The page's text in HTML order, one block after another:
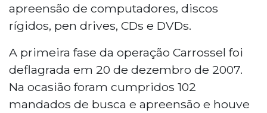
apreensão de computadores, discos
rígidos, pen drives, CDs e DVDs.
A primeira fase da operação Carrossel foi
deflagrada em 20 de dezembro de 2007.
Na ocasião foram cumpridos 102
mandados de busca e apreensão e houve